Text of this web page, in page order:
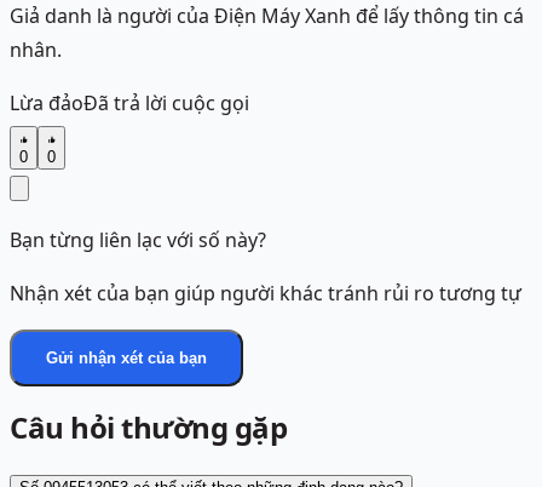
Giả danh là người của Điện Máy Xanh để lấy thông tin cá
nhân.
Lừa đảoĐã trả lời cuộc gọi
0 0
Bạn từng liên lạc với số này?
Nhận xét của bạn giúp người khác tránh rủi ro tương tự
Gửi nhận xét của bạn
Câu hỏi thường gặp